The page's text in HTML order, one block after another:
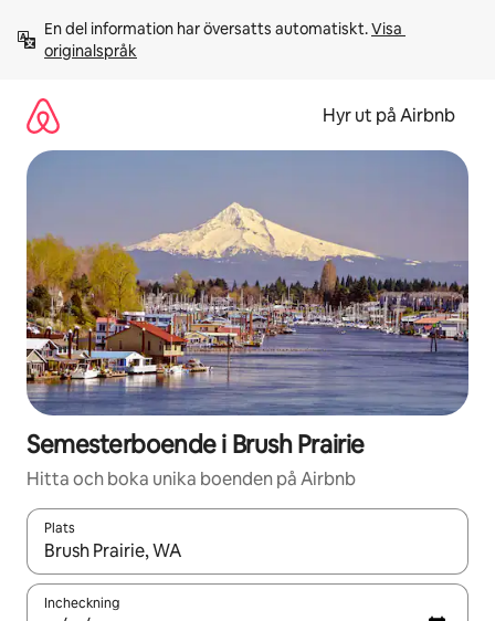
innehåll
En del information har översatts automatiskt. Visa
originalspråk
Hyr ut på Airbnb
Semesterboende i Brush Prairie
Hitta och boka unika boenden på Airbnb
Plats
När resultaten är tillgängliga kan du navigera med upp- och
Incheckning